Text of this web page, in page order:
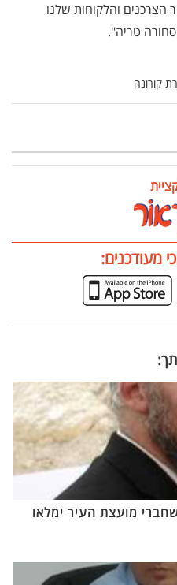
הצרכנים והלקוחות שלנו
טריה".
קורונה
מעודכנים:
מועצת העיר ימלאו